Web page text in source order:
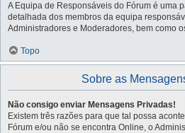
A Equipa de Responsáveis do Fórum é uma
detalhada dos membros da equipa
Administradores e Moderadores, bem como
Topo
Sobre as
Não consigo enviar Mensagens Privadas!
Existem três razões para que tal possa
Fórum e/ou não se encontra Online, o